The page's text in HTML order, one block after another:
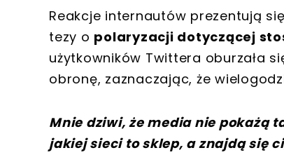
Reakcje internautów prezentują
tezy o polaryzacji dotyczącej
użytkowników Twittera oburzała
obronę, zaznaczając, że
Mnie dziwi, że media nie pokażą
jakiej sieci to sklep, a znajdą się